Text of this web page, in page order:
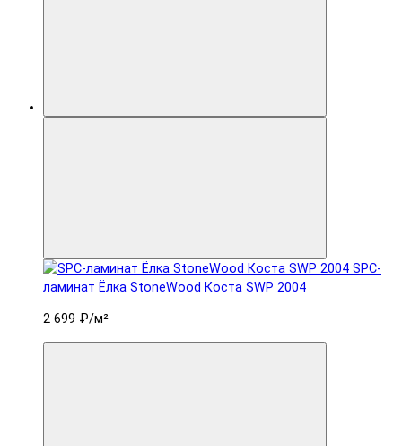
SPC-
ламинат Ëлка StoneWood Коста SWP 2004
2 699 ₽/м²